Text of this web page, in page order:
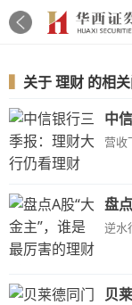
关于理财 的相
中
营收
盘
逆水
贝